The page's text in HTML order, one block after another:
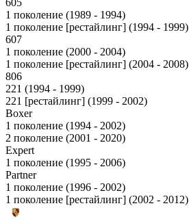
605
1 поколение (1989 - 1994)
1 поколение [рестайлинг] (1994 - 1999)
607
1 поколение (2000 - 2004)
1 поколение [рестайлинг] (2004 - 2008)
806
221 (1994 - 1999)
221 [рестайлинг] (1999 - 2002)
Boxer
1 поколение (1994 - 2002)
2 поколение (2001 - 2020)
Expert
1 поколение (1995 - 2006)
Partner
1 поколение (1996 - 2002)
1 поколение [рестайлинг] (2002 - 2012)